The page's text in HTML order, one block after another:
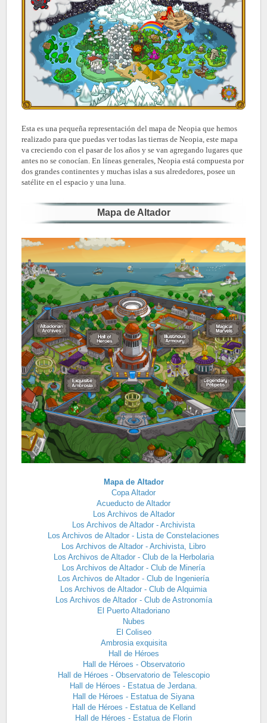
Esta es una pequeña representación del mapa de Neopia que hemos
realizado para que puedas ver todas las tierras de Neopia, este mapa
va creciendo con el pasar de los años y se van agregando lugares que
antes no se conocían. En líneas generales, Neopia está compuesta por
dos grandes continentes y muchas islas a sus alrededores, posee un
satélite en el espacio y una luna.
Mapa de Altador
Mapa de Altador
Copa Altador
Acueducto de Altador
Los Archivos de Altador
Los Archivos de Altador - Archivista
Los Archivos de Altador - Lista de Constelaciones
Los Archivos de Altador - Archivista, Libro
Los Archivos de Altador - Club de la Herbolaria
Los Archivos de Altador - Club de Minería
Los Archivos de Altador - Club de Ingeniería
Los Archivos de Altador - Club de Alquimia
Los Archivos de Altador - Club de Astronomía
El Puerto Altadoriano
Nubes
El Coliseo
Ambrosia exquisita
Hall de Héroes
Hall de Héroes - Observatorio
Hall de Héroes - Observatorio de Telescopio
Hall de Héroes - Estatua de Jerdana.
Hall de Héroes - Estatua de Siyana
Hall de Héroes - Estatua de Kelland
Hall de Héroes - Estatua de Florin